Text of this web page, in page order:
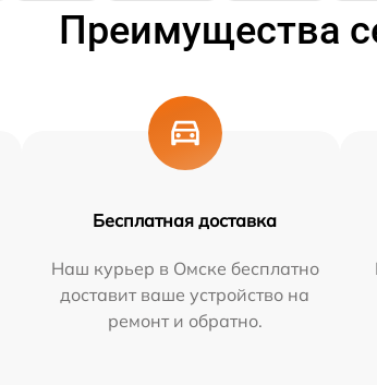
Преимущества
Бесплатная доставка
Наш курьер в Омске бесплатно
доставит ваше устройство на
ремонт и обратно.